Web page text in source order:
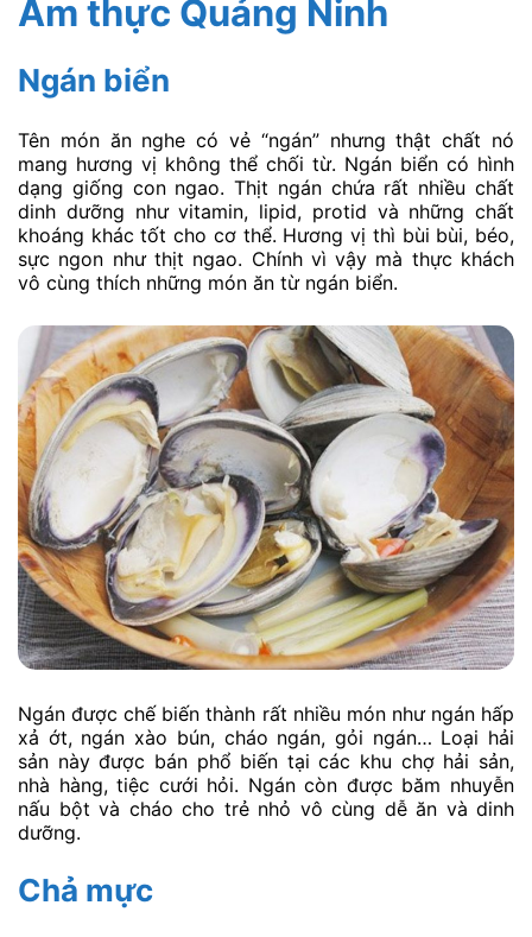
Ẩm thực Quảng Ninh
Ngán biển
Tên món ăn nghe có vẻ “ngán” nhưng thật chất nó
mang hương vị không thể chối từ. Ngán biển có hình
dạng giống con ngao. Thịt ngán chứa rất nhiều chất
dinh dưỡng như vitamin, lipid, protid và những chất
khoáng khác tốt cho cơ thể. Hương vị thì bùi bùi, béo,
sực ngon như thịt ngao. Chính vì vậy mà thực khách
vô cùng thích những món ăn từ ngán biển.
Ngán được chế biến thành rất nhiều món như ngán hấp
xả ớt, ngán xào bún, cháo ngán, gỏi ngán… Loại hải
sản này được bán phổ biến tại các khu chợ hải sản,
nhà hàng, tiệc cưới hỏi. Ngán còn được băm nhuyễn
nấu bột và cháo cho trẻ nhỏ vô cùng dễ ăn và dinh
dưỡng.
Chả mực